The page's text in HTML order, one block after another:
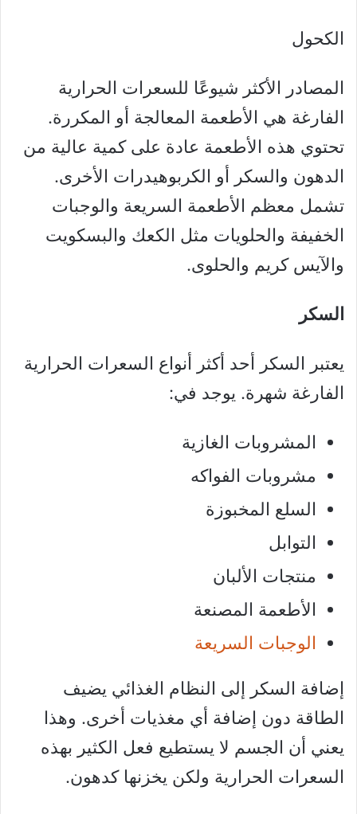
الكحول
المصادر الأكثر شيوعًا للسعرات الحرارية
الفارغة هي الأطعمة المعالجة أو المكررة.
تحتوي هذه الأطعمة عادة على كمية عالية من
الدهون والسكر أو الكربوهيدرات الأخرى.
تشمل معظم الأطعمة السريعة والوجبات
الخفيفة والحلويات مثل الكعك والبسكويت
والآيس كريم والحلوى.
السكر
يعتبر السكر أحد أكثر أنواع السعرات الحرارية
الفارغة شهرة. يوجد في:
المشروبات الغازية
مشروبات الفواكه
السلع المخبوزة
التوابل
منتجات الألبان
الأطعمة المصنعة
الوجبات السريعة
إضافة السكر إلى النظام الغذائي يضيف
الطاقة دون إضافة أي مغذيات أخرى. وهذا
يعني أن الجسم لا يستطيع فعل الكثير بهذه
السعرات الحرارية ولكن يخزنها كدهون.